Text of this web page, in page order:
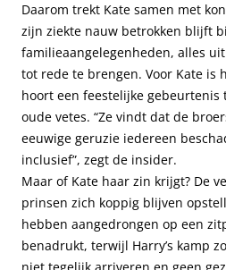
Daarom trekt Kate samen met
zijn ziekte nauw betrokken blijft
familieaangelegenheden, alles
tot rede te brengen. Voor Kate is
hoort een feestelijke
oude vetes. “Ze vindt dat de
eeuwige geruzie iedereen
inclusief”, zegt de insider.
Maar of Kate haar zin krijgt? De
prinsen zich koppig blijven
hebben aangedrongen op een
benadrukt, terwijl Harry’s kamp